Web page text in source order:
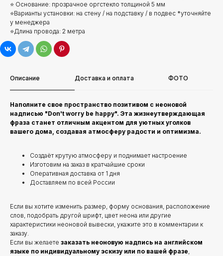
⭐ Основание: прозрачное оргстекло толщиной 5 мм
⭐Варианты установки: на стену / на подставку / в подвес *уточняйте
у менеджера
⭐Длина провода: 2 метра
Описание Доставка и оплата ФОТО
Наполните свое пространство позитивом с неоновой
надписью "Don't worry be happy". Эта жизнеутверждающая
фраза станет отличным акцентом для уютных уголков
вашего дома, создавая атмосферу радости и оптимизма.
Создаёт крутую атмосферу и поднимает настроение
Изготовим на заказ в кратчайшие сроки
Оперативная доставка от 1 дня
Доставляем по всей России
Если вы хотите изменить размер, форму основания, расположение
слов, подобрать другой шрифт, цвет неона или другие
характеристики неоновой вывески, укажите это в комментарии к
заказу.
Если вы желаете заказать неоновую надпись на английском
языке по индивидуальному эскизу или по вашей фразе,